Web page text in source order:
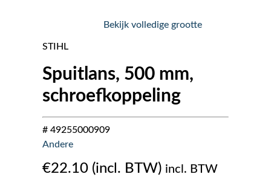
Bekijk volledige grootte
STIHL
Spuitlans, 500 mm,
schroefkoppeling
# 49255000909
Andere
€22.10 incl. BTW